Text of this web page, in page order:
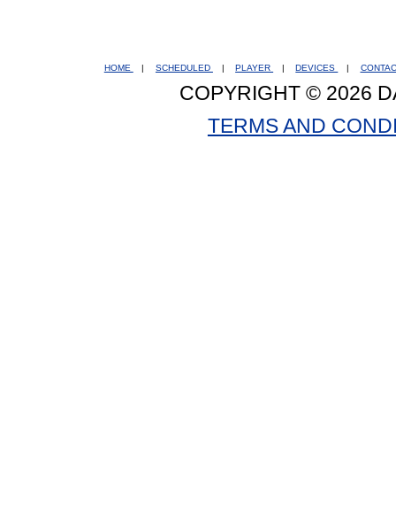
HOME SCHEDULED PLAYER DEVICES
COPYRIGHT © 2026
TERMS AND